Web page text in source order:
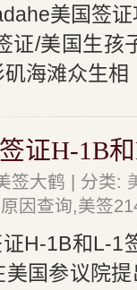
美国签
证/美国生孩
海滩众生相
证H-1B
签大鹤 | 分类:
因查询,美签
H-1B和L-1
美国参议院